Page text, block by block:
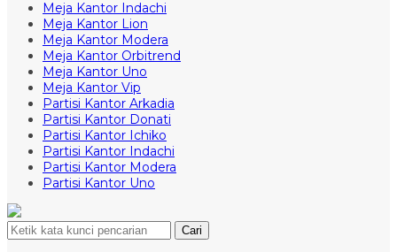
Meja Kantor Indachi
Meja Kantor Lion
Meja Kantor Modera
Meja Kantor Orbitrend
Meja Kantor Uno
Meja Kantor Vip
Partisi Kantor Arkadia
Partisi Kantor Donati
Partisi Kantor Ichiko
Partisi Kantor Indachi
Partisi Kantor Modera
Partisi Kantor Uno
Cari